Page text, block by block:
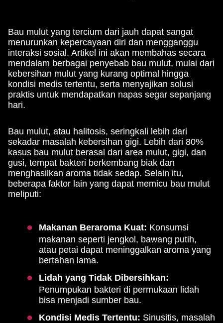
Bau mulut yang tercium dari jauh dapat sangat
menurunkan kepercayaan diri dan mengganggu
interaksi sosial. Artikel ini akan membahas secara
mendalam berbagai penyebab bau mulut, mulai dari
kebersihan mulut yang kurang optimal hingga
kondisi medis tertentu, serta menyajikan solusi
praktis untuk mendapatkan napas segar sepanjang
hari.
Bau mulut, atau halitosis, seringkali lebih dari
sekadar masalah kebersihan gigi. Lebih dari 80%
kasus bau mulut berasal dari area mulut, gigi, dan
gusi, tempat bakteri berkembang biak dan
menghasilkan aroma tidak sedap. Selain itu,
beberapa faktor lain yang dapat memicu bau mulut
meliputi:
Makanan Beraroma Kuat: Konsumsi
makanan seperti jengkol, bawang putih,
atau petai dapat meninggalkan aroma yang
bertahan lama.
Lidah yang Tidak Dibersihkan:
Penumpukan bakteri di permukaan lidah
bisa menjadi sumber bau.
Kondisi Medis Tertentu: Sinusitis, masalah